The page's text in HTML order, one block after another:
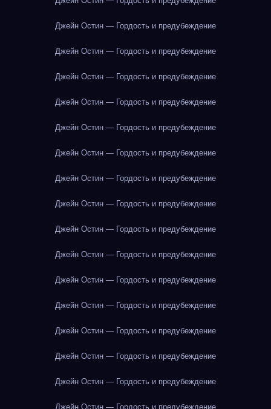
Джейн Остин — Гордость и предубеждение
Джейн Остин — Гордость и предубеждение
Джейн Остин — Гордость и предубеждение
Джейн Остин — Гордость и предубеждение
Джейн Остин — Гордость и предубеждение
Джейн Остин — Гордость и предубеждение
Джейн Остин — Гордость и предубеждение
Джейн Остин — Гордость и предубеждение
Джейн Остин — Гордость и предубеждение
Джейн Остин — Гордость и предубеждение
Джейн Остин — Гордость и предубеждение
Джейн Остин — Гордость и предубеждение
Джейн Остин — Гордость и предубеждение
Джейн Остин — Гордость и предубеждение
Джейн Остин — Гордость и предубеждение
Джейн Остин — Гордость и предубеждение